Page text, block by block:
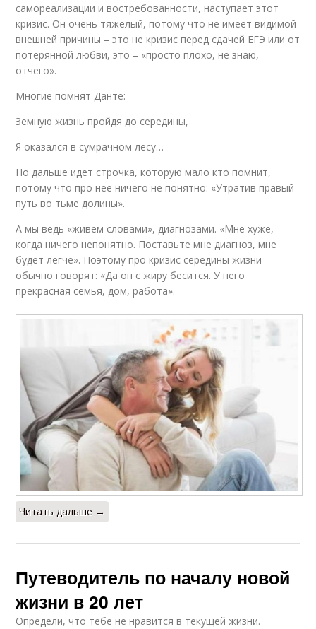
самореализации и востребованности, наступает этот
кризис. Он очень тяжелый, потому что не имеет видимой
внешней причины – это не кризис перед сдачей ЕГЭ или от
потерянной любви, это – «просто плохо, не знаю,
отчего».
Многие помнят Данте:
Земную жизнь пройдя до середины,
Я оказался в сумрачном лесу…
Но дальше идет строчка, которую мало кто помнит,
потому что про нее ничего не понятно: «Утратив правый
путь во тьме долины».
А мы ведь «живем словами», диагнозами. «Мне хуже,
когда ничего непонятно. Поставьте мне диагноз, мне
будет легче». Поэтому про кризис середины жизни
обычно говорят: «Да он с жиру бесится. У него
прекрасная семья, дом, работа».
Читать дальше →
Путеводитель по началу новой
жизни в 20 лет
Определи, что тебе не нравится в текущей жизни.